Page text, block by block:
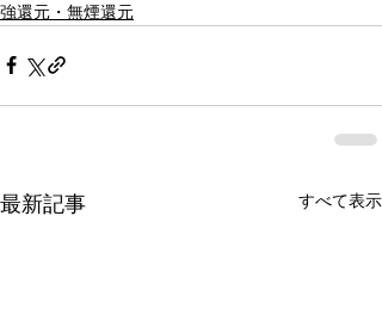
強還元・無煙還元
最新記事 すべて表示